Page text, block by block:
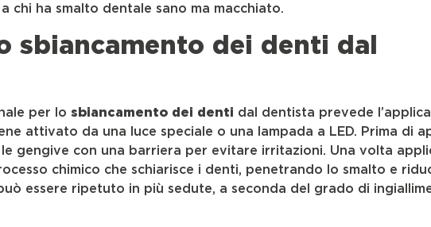
chi ha smalto dentale sano ma macchiato.
sbiancamento dei denti dal
per losbiancamento dei denti dal dentista prevede
attivato da una luce speciale o una lampada a LED. Prima di
gengive con una barriera per evitare irritazioni. Una volta
chimico che schiarisce i denti, penetrando lo smalto e
essere ripetuto in più sedute, a seconda del grado di